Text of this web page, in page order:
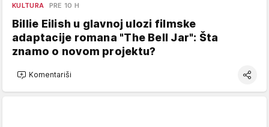
KULTURA PRE 10 H
Billie Eilish u glavnoj ulozi filmske
adaptacije romana "The Bell Jar": Šta
znamo o novom projektu?
Komentariši